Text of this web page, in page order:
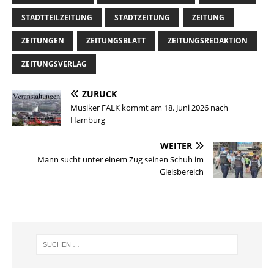
STADTTEILZEITUNG STADTZEITUNG ZEITUNG
ZEITUNGEN ZEITUNGSBLATT ZEITUNGSREDAKTION
ZEITUNGSVERLAG
ZURÜCK
Musiker FALK kommt am 18. Juni 2026 nach
Hamburg
WEITER
Mann sucht unter einem Zug seinen Schuh im
Gleisbereich